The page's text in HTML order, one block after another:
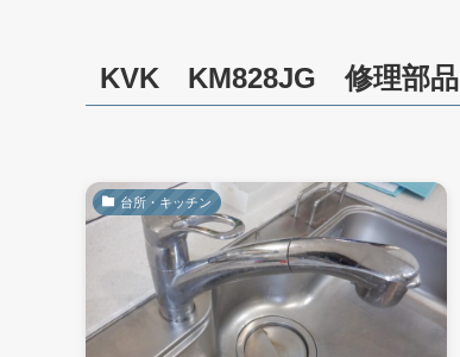
KVK KM828JG 修理部品
台所・キッチン